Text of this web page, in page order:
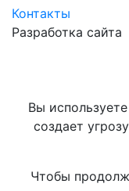
Контакты
Разработка сайта
Вы
создает
Чтобы